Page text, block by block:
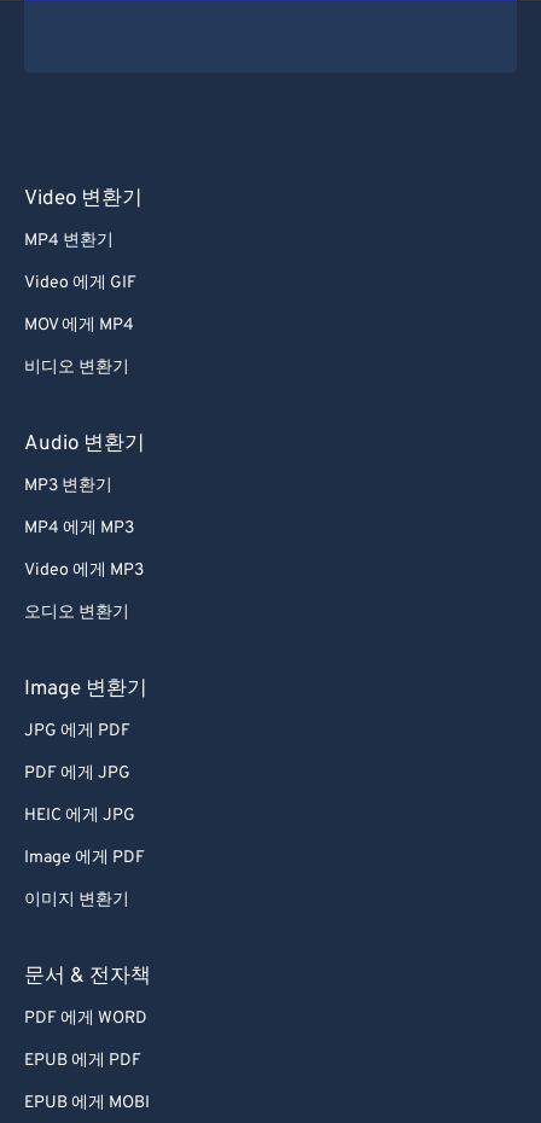
Video 변환기
MP4 변환기
Video 에게 GIF
MOV 에게 MP4
비디오 변환기
Audio 변환기
MP3 변환기
MP4 에게 MP3
Video 에게 MP3
오디오 변환기
Image 변환기
JPG 에게 PDF
PDF 에게 JPG
HEIC 에게 JPG
Image 에게 PDF
이미지 변환기
문서 & 전자책
PDF 에게 WORD
EPUB 에게 PDF
EPUB 에게 MOBI